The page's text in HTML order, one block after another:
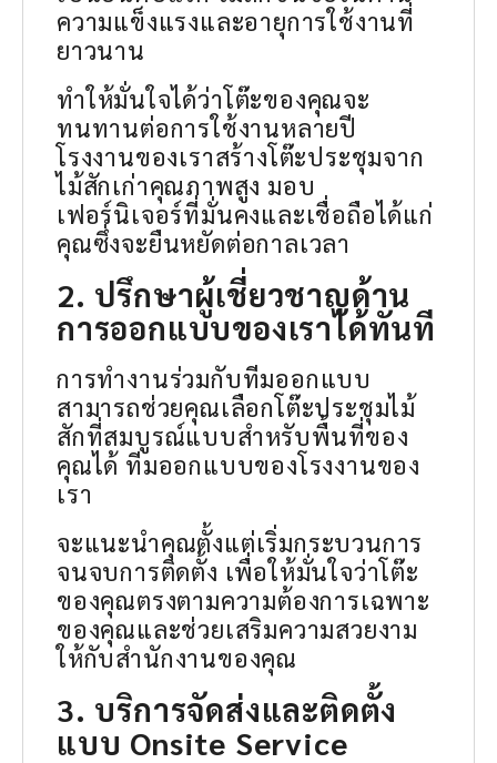
ความแข็งแรงและอายุการใช้งานที่
ยาวนาน
ทำให้มั่นใจได้ว่าโต๊ะของคุณจะ
ทนทานต่อการใช้งานหลายปี
โรงงานของเราสร้างโต๊ะประชุมจาก
ไม้สักเก่าคุณภาพสูง มอบ
เฟอร์นิเจอร์ที่มั่นคงและเชื่อถือได้แก่
คุณซึ่งจะยืนหยัดต่อกาลเวลา
2. ปรึกษาผู้เชี่ยวชาญด้าน
การออกแบบของเราได้ทันที
การทำงานร่วมกับทีมออกแบบ
สามารถช่วยคุณเลือกโต๊ะประชุมไม้
สักที่สมบูรณ์แบบสำหรับพื้นที่ของ
คุณได้ ทีมออกแบบของโรงงานของ
เรา
จะแนะนำคุณตั้งแต่เริ่มกระบวนการ
จนจบการติดตั้ง เพื่อให้มั่นใจว่าโต๊ะ
ของคุณตรงตามความต้องการเฉพาะ
ของคุณและช่วยเสริมความสวยงาม
ให้กับสำนักงานของคุณ
3. บริการจัดส่งและติดตั้ง
แบบ Onsite Service